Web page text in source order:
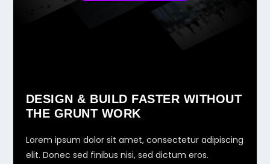
DESIGN & BUILD FASTER WITHOUT
THE GRUNT WORK
Lorem ipsum dolor sit amet, consectetur adipiscing
elit. Donec sed finibus nisi, sed dictum eros.